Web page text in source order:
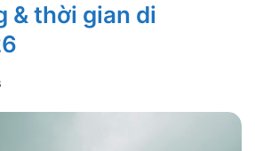
& thời gian di